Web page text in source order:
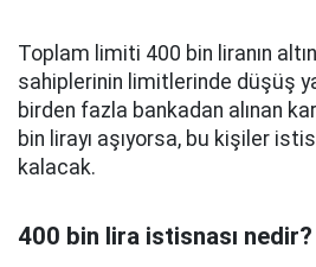
Toplam limiti 400 bin liranın
sahiplerinin limitlerinde düşüş
birden fazla bankadan alınan
bin lirayı aşıyorsa, bu kişiler
kalacak.
400 bin lira istisnası nedir?